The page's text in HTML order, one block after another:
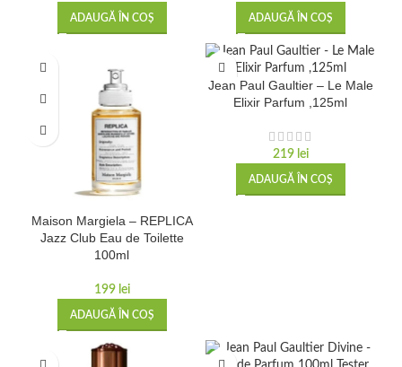
ADAUGĂ ÎN COȘ ADAUGĂ ÎN COȘ
Maison Margiela – REPLICA
Jazz Club Eau de Toilette
100ml
199 lei
ADAUGĂ ÎN COȘ
Jean Paul Gaultier – Le Male
Elixir Parfum ,125ml
219 lei
ADAUGĂ ÎN COȘ